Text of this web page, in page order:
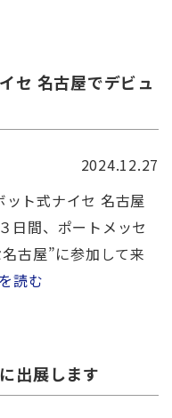
名古屋でデビュ
2024.12.27
ト式ナイセ 名古屋
間、ポートメッセ
古屋”に参加して来
読む
出展します